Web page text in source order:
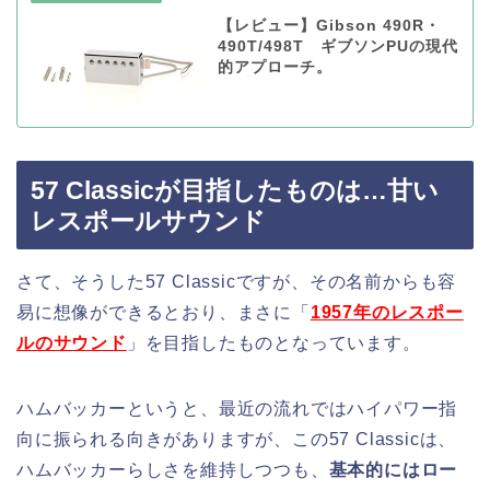
【レビュー】Gibson 490R・
490T/498T ギブソンPUの現代
的アプローチ。
57 Classicが目指したものは…甘い
レスポールサウンド
さて、そうした57 Classicですが、その名前からも容
易に想像ができるとおり、まさに「 1957年のレスポー
ルのサウンド 」を目指したものとなっています。
ハムバッカーというと、最近の流れではハイパワー指
向に振られる向きがありますが、この57 Classicは、
ハムバッカーらしさを維持しつつも、 基本的にはロー